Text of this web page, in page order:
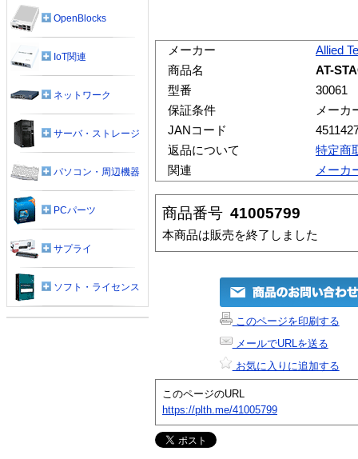
メーカー
Allied
商品名
AT-
型番
30061
保証条件
メーカ
JANコード
返品について
特定商
関連
メーカ
商品番号 41005799
本商品は販売を終了しました
このページを印刷する
メールでURLを送る
お気に入りに追加する
このページのURL
https://plth.me/41005799
OpenBlocks
IoT関連
ネットワーク
サーバ・ストレージ
パソコン・周辺機器
PCパーツ
サプライ
ソフト・ライセンス